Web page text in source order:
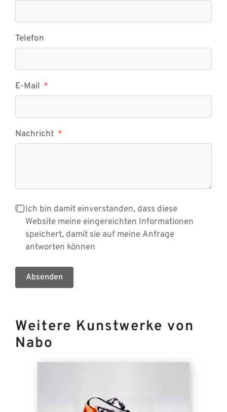
Telefon
E-Mail
Nachricht
Ich bin damit einverstanden, dass diese
Website meine eingereichten Informationen
speichert, damit sie auf meine Anfrage
antworten können
Absenden
Weitere Kunstwerke von
Nabo